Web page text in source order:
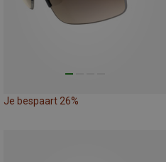
Je bespaart 26%